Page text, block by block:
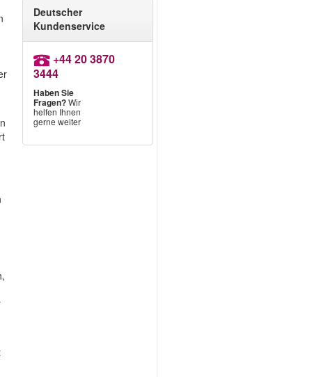
Deutscher
Kundenservice
+44 20 3870
3444
Haben Sie
Fragen?Wir
helfen Ihnen
gerne weiter